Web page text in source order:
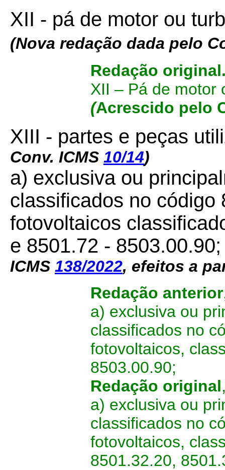
XII - pá de motor ou
(Nova redação dada pelo
Redação
XII – Pá de motor
(Acrescido pelo
XIII - partes e peças
Conv. ICMS 10/14)
a) exclusiva ou
classificados no código
fotovoltaicos
e 8501.72 -
ICMS 138/2022, efeitos a
Redação anterior
a) exclusiva ou
classificados no
fotovoltaicos,
8503.00.90;
Redação original
a) exclusiva ou
classificados no
fotovoltaicos,
8501.32.20,